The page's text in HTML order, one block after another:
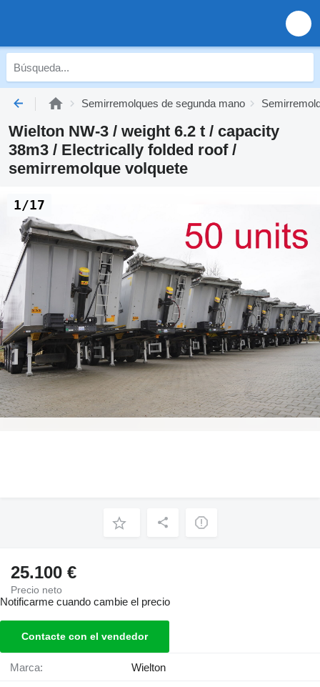
Semirremolques de segunda mano
Wielton NW-3 / weight 6.2 t / capacity
38m3 / Electrically folded roof /
semirremolque volquete
1/17
25.100 €
Precio neto
Notificarme cuando cambie el precio
Contacte con el vendedor
Marca: Wielton